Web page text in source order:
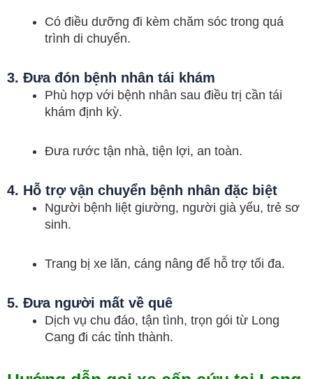
Có điều dưỡng đi kèm chăm sóc trong quá
trình di chuyển.
3. Đưa đón bệnh nhân tái khám
Phù hợp với bệnh nhân sau điều trị cần tái
khám định kỳ.
Đưa rước tận nhà, tiện lợi, an toàn.
4. Hỗ trợ vận chuyển bệnh nhân đặc biệt
Người bệnh liệt giường, người già yếu, trẻ sơ
sinh.
Trang bị xe lăn, cáng nâng để hỗ trợ tối đa.
5. Đưa người mất về quê
Dịch vụ chu đáo, tận tình, trọn gói từ Long
Cang đi các tỉnh thành.